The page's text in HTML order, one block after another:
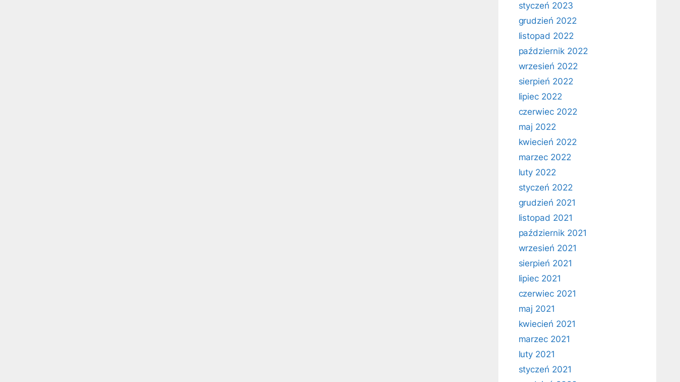
styczeń 2023
grudzień 2022
listopad 2022
październik 2022
wrzesień 2022
sierpień 2022
lipiec 2022
czerwiec 2022
maj 2022
kwiecień 2022
marzec 2022
luty 2022
styczeń 2022
grudzień 2021
listopad 2021
październik 2021
wrzesień 2021
sierpień 2021
lipiec 2021
czerwiec 2021
maj 2021
kwiecień 2021
marzec 2021
luty 2021
styczeń 2021